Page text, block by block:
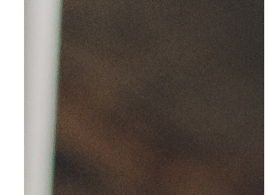
Hilden
Heiligenhaus